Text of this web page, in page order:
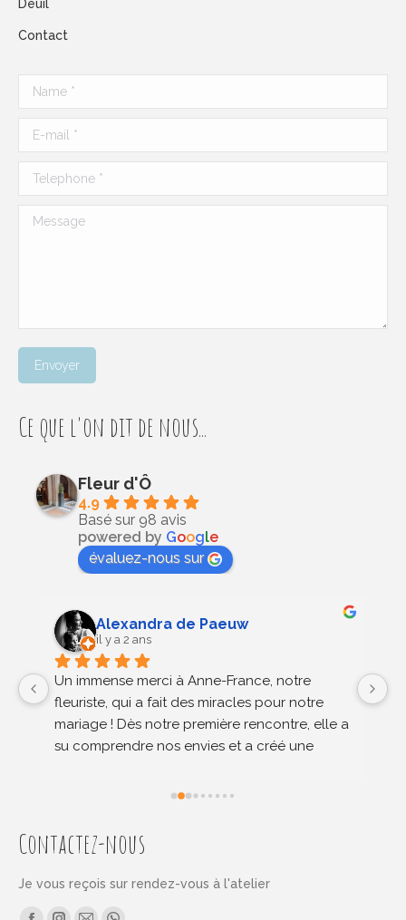
Deuil
Contact
Name *
E-mail *
Telephone *
Message
Envoyer
Ce que l'on dit de nous...
Fleur d'Ô
4.9
Basé sur 98 avis
powered by Google
évaluez-nous sur
Alexandra de Paeuw
il y a 2 ans
Un immense merci à Anne-France, notre
fleuriste, qui a fait des miracles pour notre
mariage ! Dès notre première rencontre, elle a
su comprendre nos envies et a créé une
attentes. Chaque composition, chaque détail
et nous n’avons eu que des compliments de
la part de nos invités, émerveillés par la
beauté des fleurs.Anne-France n'est pas
Contactez-nous
Je vous reçois sur rendez-vous à l'atelier
Find us on: